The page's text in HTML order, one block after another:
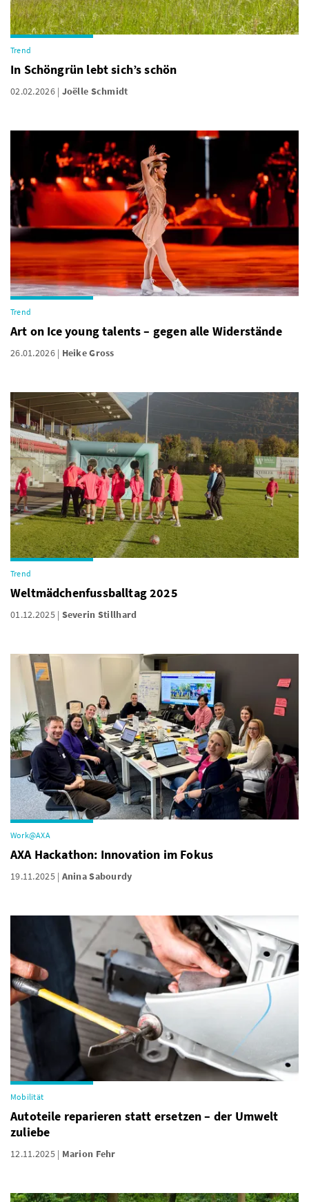
Trend
In Schöngrün lebt sich’s schön
02.02.2026 Joëlle Schmidt
Trend
Art on Ice young talents – gegen alle Widerstände
26.01.2026 Heike Gross
Trend
Weltmädchenfussballtag 2025
01.12.2025 Severin Stillhard
Work@AXA
AXA Hackathon: Innovation im Fokus
19.11.2025 Anina Sabourdy
Mobilität
Autoteile reparieren statt ersetzen – der Umwelt
zuliebe
12.11.2025 Marion Fehr